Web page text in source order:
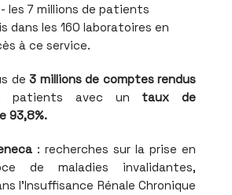
les 7 millions de patients
dans les 160 laboratoires en
à ce service.
de3 millions de comptes rendus
patients avec un taux de
93,8%.
: recherches sur la prise en
de maladies invalidantes,
l'Insuffisance Rénale Chronique